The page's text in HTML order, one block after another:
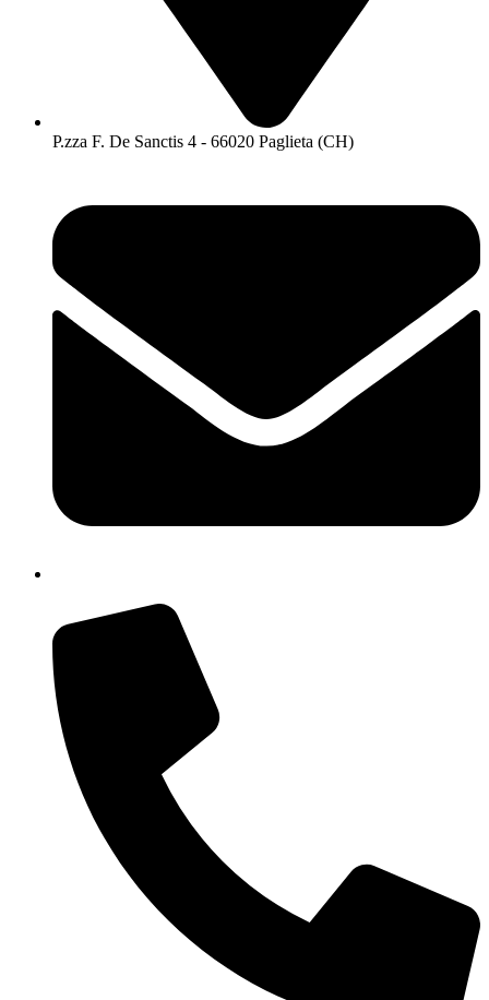
P.zza F. De Sanctis 4 - 66020 Paglieta (CH)